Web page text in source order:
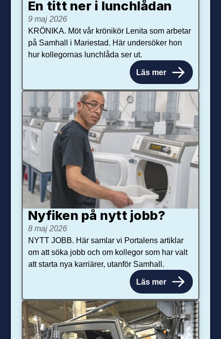
En titt ner i lunchlådan
9 maj 2026
KRÖNIKA. Möt vår krönikör Lenita som arbetar
på Samhall i Mariestad. Här undersöker hon
hur kollegornas lunchlåda ser ut.
Läs mer
Nyfiken på nytt jobb?
8 maj 2026
NYTT JOBB. Här samlar vi Portalens artiklar
om att söka jobb och om kollegor som har valt
att starta nya karriärer, utanför Samhall.
Läs mer